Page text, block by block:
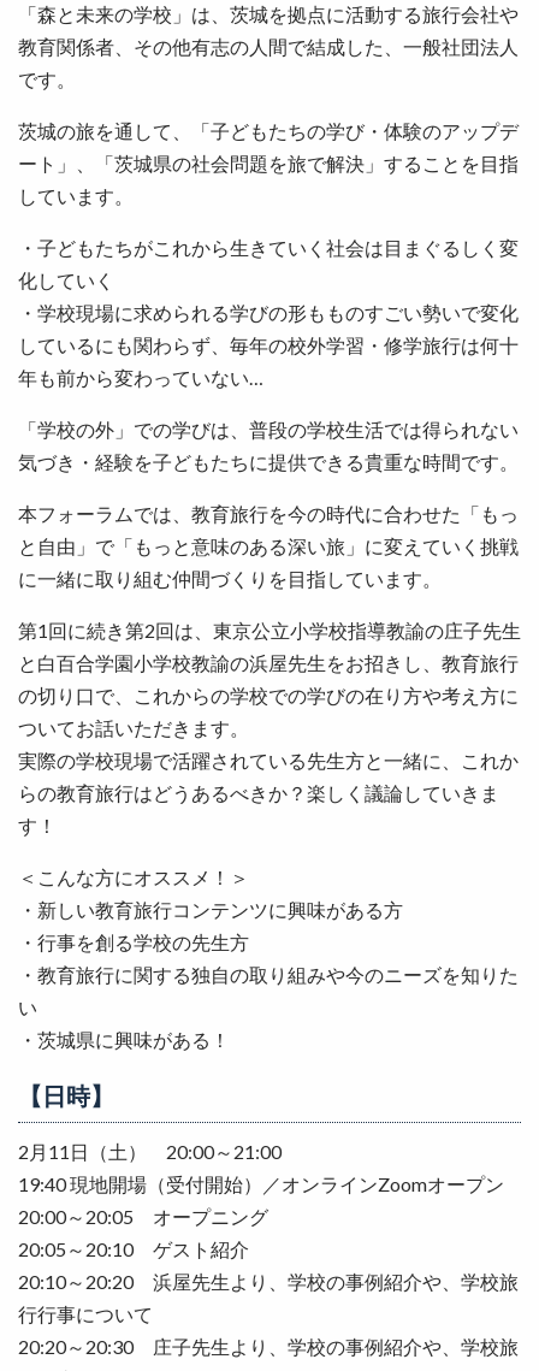
「森と未来の学校」は、茨城を拠点に活動する旅行会社や
教育関係者、その他有志の人間で結成した、一般社団法人
です。
茨城の旅を通して、「子どもたちの学び・体験のアップデ
ート」、「茨城県の社会問題を旅で解決」することを目指
しています。
・子どもたちがこれから生きていく社会は目まぐるしく変
化していく
・学校現場に求められる学びの形もものすごい勢いで変化
しているにも関わらず、毎年の校外学習・修学旅行は何十
年も前から変わっていない…
「学校の外」での学びは、普段の学校生活では得られない
気づき・経験を子どもたちに提供できる貴重な時間です。
本フォーラムでは、教育旅行を今の時代に合わせた「もっ
と自由」で「もっと意味のある深い旅」に変えていく挑戦
に一緒に取り組む仲間づくりを目指しています。
第1回に続き第2回は、東京公立小学校指導教諭の庄子先生
と白百合学園小学校教諭の浜屋先生をお招きし、教育旅行
の切り口で、これからの学校での学びの在り方や考え方に
ついてお話いただきます。
実際の学校現場で活躍されている先生方と一緒に、これか
らの教育旅行はどうあるべきか？楽しく議論していきま
す！
＜こんな方にオススメ！＞
・新しい教育旅行コンテンツに興味がある方
・行事を創る学校の先生方
・教育旅行に関する独自の取り組みや今のニーズを知りた
い
・茨城県に興味がある！
【日時】
2月11日（土） 20:00～21:00
19:40 現地開場（受付開始）／オンラインZoomオープン
20:00～20:05 オープニング
20:05～20:10 ゲスト紹介
20:10～20:20 浜屋先生より、学校の事例紹介や、学校旅
行行事について
20:20～20:30 庄子先生より、学校の事例紹介や、学校旅